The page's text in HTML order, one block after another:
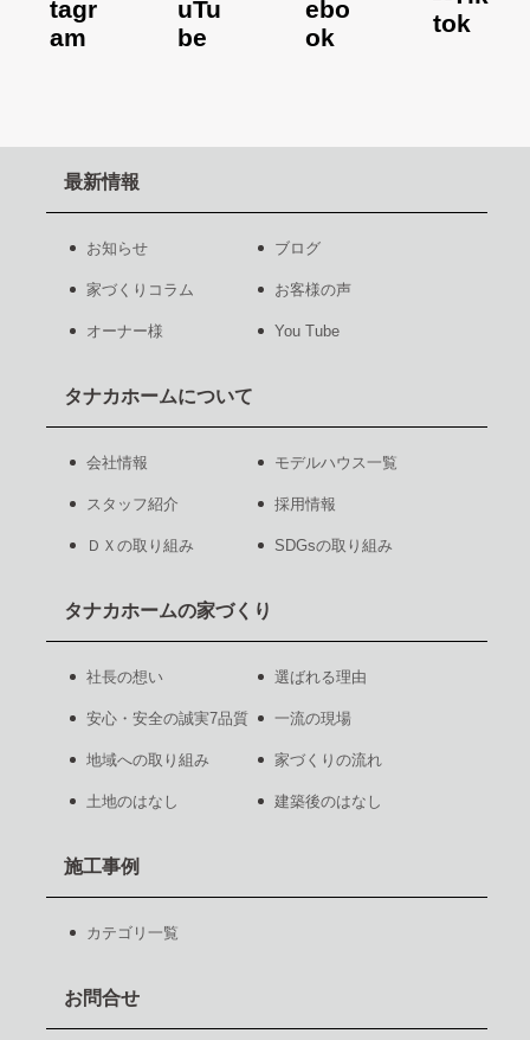
最新情報
お知らせ ブログ
家づくりコラム お客様の声
オーナー様 You Tube
タナカホームについて
会社情報 モデルハウス一覧
スタッフ紹介 採用情報
ＤＸの取り組み SDGsの取り組み
タナカホームの家づくり
社長の想い 選ばれる理由
安心・安全の誠実7品質 一流の現場
地域への取り組み 家づくりの流れ
土地のはなし 建築後のはなし
施工事例
カテゴリ一覧
お問合せ